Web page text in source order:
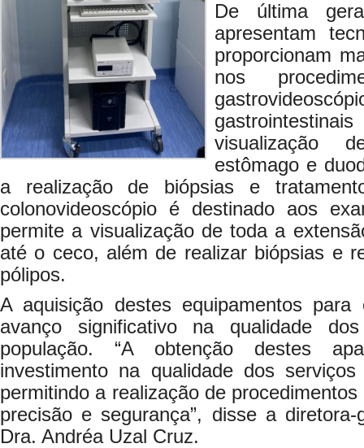
De última
apresentam
proporcionam
nos
visualização
estômago e
a realização de biópsias e
colonovideoscópio é destinado aos
permite a visualização de toda a
até o ceco, além de realizar biópsias e
pólipos.
A aquisição destes equipamentos
avanço significativo na qualidade
população. “A obtenção destes
investimento na qualidade dos
permitindo a realização de
precisão e segurança”, disse a
Dra. Andréa Uzal Cruz.